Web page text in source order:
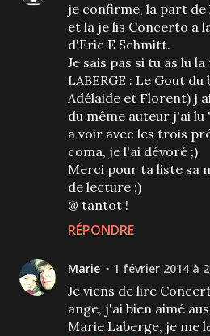
je confirme, la part de
et la je lis Concerto a
d'Eric E Schmitt.
Je sais pas si tu as lu
LABERGE : Le Gout
Adélaide et Florent) j
du même auteur j'ai lu
a voir avec les trois
coma, je l'ai dévoré ;)
Merci pour ta liste sa
de lecture ;)
@ tantot !
RÉPONDRE
Marie 1 février 2014 à
Je viens de lire
ange, j'ai bien aimé
Marie Laberge, je me